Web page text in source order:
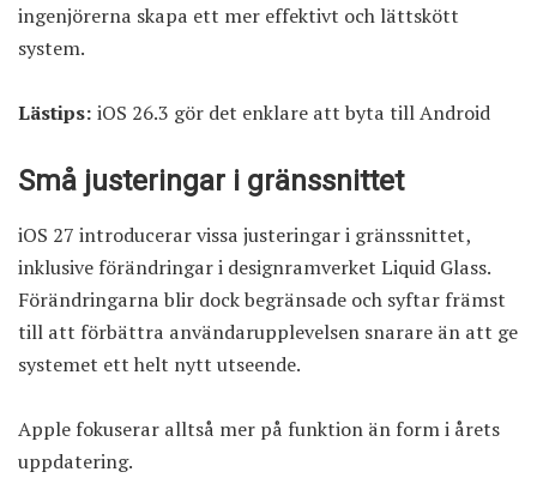
ingenjörerna skapa ett mer effektivt och lättskött
system.
Lästips: iOS 26.3 gör det enklare att byta till Android
Små justeringar i gränssnittet
iOS 27 introducerar vissa justeringar i gränssnittet,
inklusive förändringar i designramverket Liquid Glass.
Förändringarna blir dock begränsade och syftar främst
till att förbättra användarupplevelsen snarare än att ge
systemet ett helt nytt utseende.
Apple fokuserar alltså mer på funktion än form i årets
uppdatering.